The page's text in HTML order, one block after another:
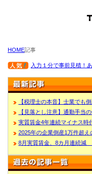
HOME記事
入力１分で事前見積！
【税理士の本音】士業でも
【見落とし注意】通勤手当
実質賃金4年連続マイナス時
2025年の企業倒産1万件超え
8月実質賃金、8カ月連続減